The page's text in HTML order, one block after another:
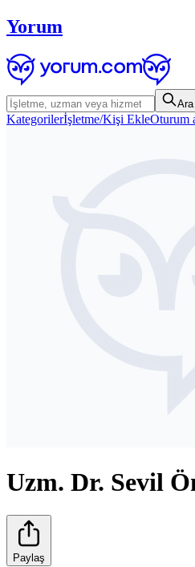
Yorum
Ara
Kategorilerİşletme/Kişi EkleOturum
Uzm. Dr. Sevil
Paylaş